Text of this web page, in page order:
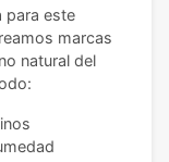
para este
marcas
natural del